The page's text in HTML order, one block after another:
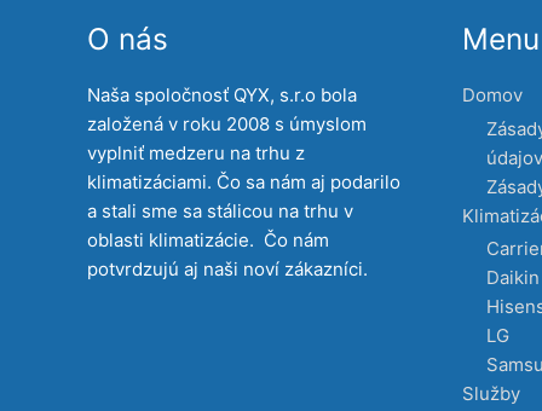
O nás
Naša spoločnosť QYX, s.r.o bola
založená v roku 2008 s úmyslom
vyplniť medzeru na trhu z
klimatizáciami. Čo sa nám aj podarilo
a stali sme sa stálicou na trhu v
oblasti klimatizácie. Čo nám
potvrdzujú aj naši noví zákazníci.
Domov
údajov
Daikin
LG
Služby